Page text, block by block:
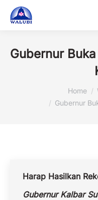
Gubernur
Home
Gubernur
Harap Hasilkan
Gubernur Kalbar